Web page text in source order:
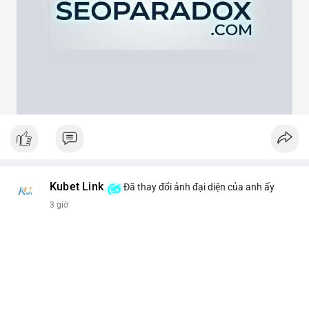
theo cảm xúc, hãy đặt lệnh dựa trên vùng hỗ trợ và kháng cự rõ
Kubet Link Đã thay đổi ảnh đại diện của anh ấy
3 giờ